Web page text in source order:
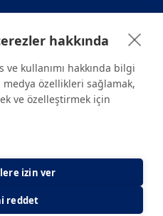
bilgilendirme amaçlıdır.
mutlaka doktoruza ya da bir sağlık
Aydınlatma Metni
hakkında
kullanımı hakkında bilgi
özellikleri sağlamak,
ve özelleştirmek için
izin ver
reddet